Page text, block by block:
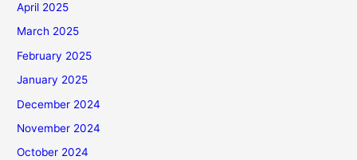
April 2025
March 2025
February 2025
January 2025
December 2024
November 2024
October 2024